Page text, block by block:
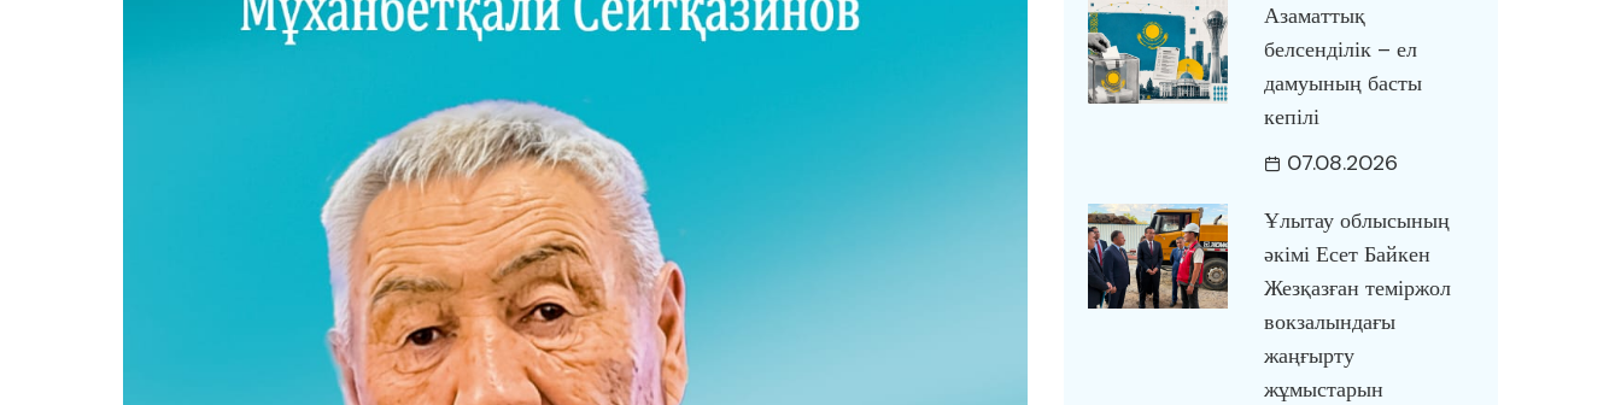
Азаматтық
белсенділік – ел
дамуының басты
кепілі
07.08.2026
Ұлытау облысының
әкімі Есет Байкен
Жезқазған теміржол
вокзалындағы
жаңғырту
жұмыстарын